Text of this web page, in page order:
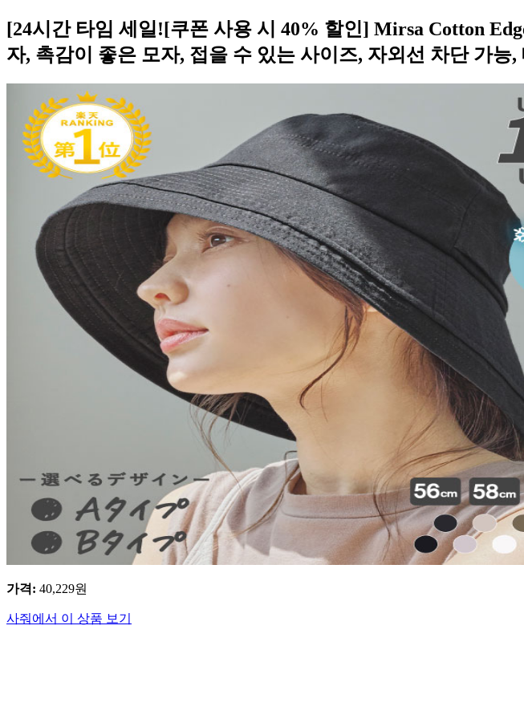
[24시간 타임 세일![쿠폰 사용 시 40% 할인] Mirsa Cotton
자, 촉감이 좋은 모자, 접을 수 있는 사이즈, 자외선 차단 가
가격: 40,229원
사줘에서 이 상품 보기